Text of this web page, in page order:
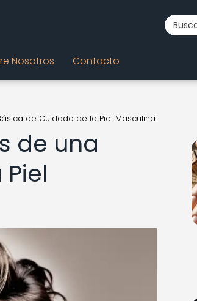
Nosotros Contacto
de Cuidado de la Piel Masculina
de una